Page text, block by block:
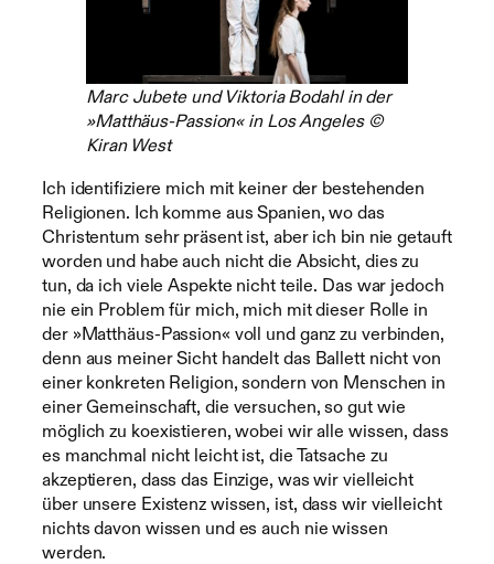
Marc Jubete und Viktoria Bodahl in der
»Matthäus-Passion« in Los Angeles ©
Kiran West
Ich identifiziere mich mit keiner der bestehenden
Religionen. Ich komme aus Spanien, wo das
Christentum sehr präsent ist, aber ich bin nie getauft
worden und habe auch nicht die Absicht, dies zu
tun, da ich viele Aspekte nicht teile. Das war jedoch
nie ein Problem für mich, mich mit dieser Rolle in
der »Matthäus-Passion« voll und ganz zu verbinden,
denn aus meiner Sicht handelt das Ballett nicht von
einer konkreten Religion, sondern von Menschen in
einer Gemeinschaft, die versuchen, so gut wie
möglich zu koexistieren, wobei wir alle wissen, dass
es manchmal nicht leicht ist, die Tatsache zu
akzeptieren, dass das Einzige, was wir vielleicht
über unsere Existenz wissen, ist, dass wir vielleicht
nichts davon wissen und es auch nie wissen
werden.